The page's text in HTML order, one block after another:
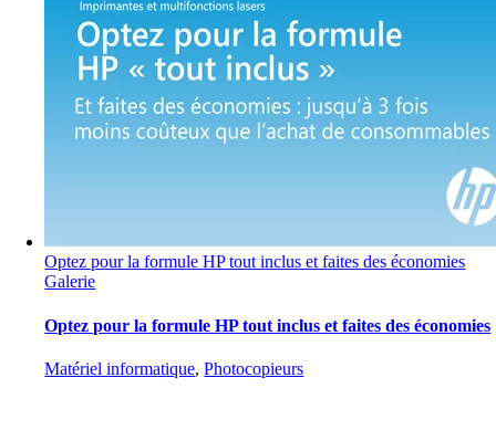
Optez pour la formule HP tout inclus et faites des économies
Galerie
Optez pour la formule HP tout inclus et faites des économies
Matériel informatique,Photocopieurs